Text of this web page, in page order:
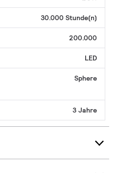
30.000 Stunde(n)
200.000
LED
Sphere
3 Jahre